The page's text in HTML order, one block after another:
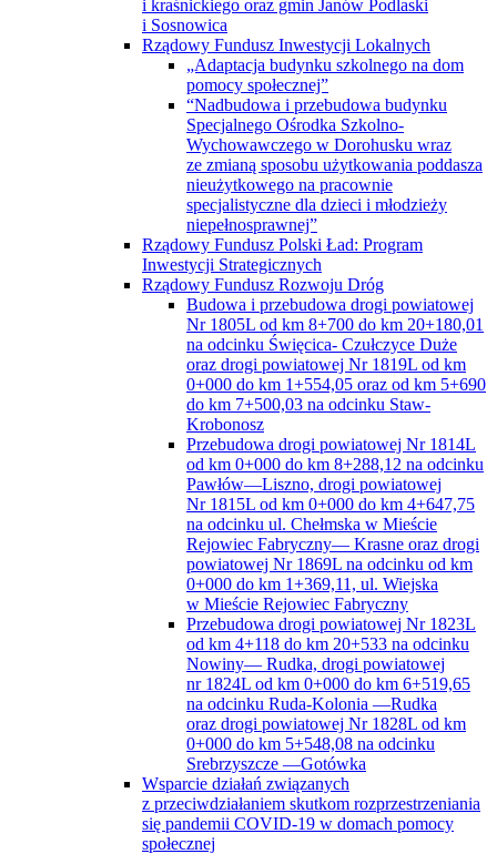
i kraśnickiego oraz gmin Janów Podlaski
i Sosnowica
Rządowy Fundusz Inwestycji Lokalnych
„Adaptacja budynku szkolnego na dom
pomocy społecznej”
“Nadbudowa i przebudowa budynku
Specjalnego Ośrodka Szkolno-
Wychowawczego w Dorohusku wraz
ze zmianą sposobu użytkowania poddasza
nieużytkowego na pracownie
specjalistyczne dla dzieci i młodzieży
niepełnosprawnej”
Rządowy Fundusz Polski Ład: Program
Inwestycji Strategicznych
Rządowy Fundusz Rozwoju Dróg
Budowa i przebudowa drogi powiatowej
Nr 1805L od km 8+700 do km 20+180,01
na odcinku Święcica- Czułczyce Duże
oraz drogi powiatowej Nr 1819L od km
0+000 do km 1+554,05 oraz od km 5+690
do km 7+500,03 na odcinku Staw-
Krobonosz
Przebudowa drogi powiatowej Nr 1814L
od km 0+000 do km 8+288,12 na odcinku
Pawłów—Liszno, drogi powiatowej
Nr 1815L od km 0+000 do km 4+647,75
na odcinku ul. Chełmska w Mieście
Rejowiec Fabryczny— Krasne oraz drogi
powiatowej Nr 1869L na odcinku od km
0+000 do km 1+369,11, ul. Wiejska
w Mieście Rejowiec Fabryczny
Przebudowa drogi powiatowej Nr 1823L
od km 4+118 do km 20+533 na odcinku
Nowiny— Rudka, drogi powiatowej
nr 1824L od km 0+000 do km 6+519,65
na odcinku Ruda-Kolonia —Rudka
oraz drogi powiatowej Nr 1828L od km
0+000 do km 5+548,08 na odcinku
Srebrzyszcze —Gotówka
Wsparcie działań związanych
z przeciwdziałaniem skutkom rozprzestrzeniania
się pandemii COVID-19 w domach pomocy
społecznej